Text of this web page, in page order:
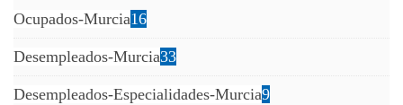
Ocupados-Murcia16
Desempleados-Murcia33
Desempleados-Especialidades-Murcia9